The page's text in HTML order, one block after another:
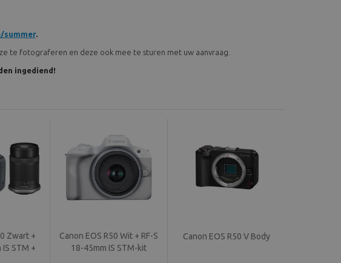
summer.
te fotograferen en deze ook mee te sturen met uw aanvraag.
ingediend!
Zwart +
IS STM +
Canon EOS R50 Wit + RF-S
18-45mm IS STM-kit
Canon EOS R50 V Body